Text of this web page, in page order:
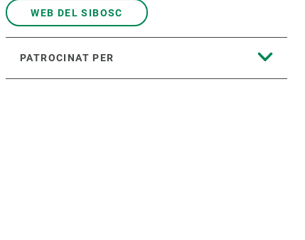
WEB DEL SIBOSC
PATROCINAT PER